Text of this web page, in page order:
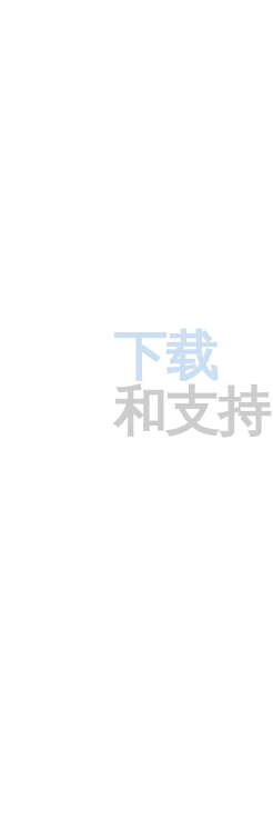
下载
和支持